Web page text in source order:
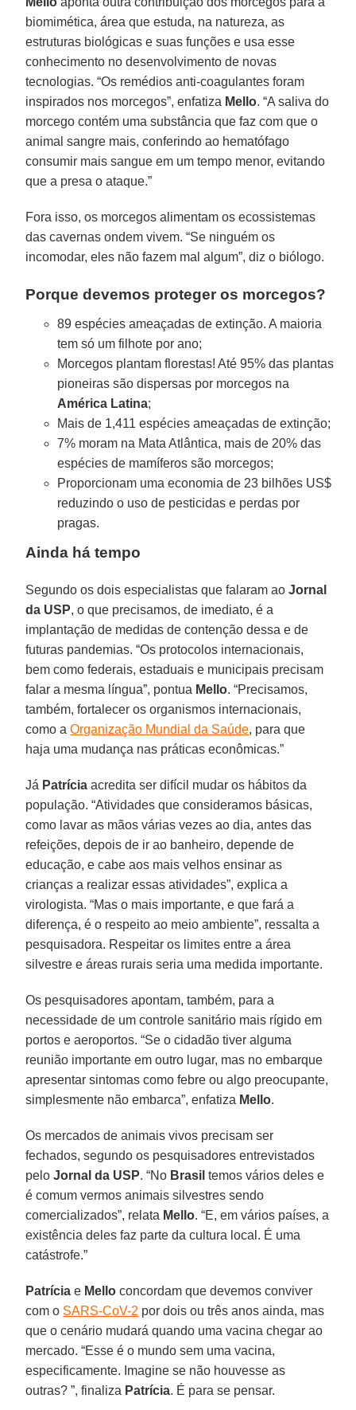
biomimética, área que estuda, na natureza, as
estruturas biológicas e suas funções e usa esse
conhecimento no desenvolvimento de novas
tecnologias. “Os remédios anti-coagulantes foram
inspirados nos morcegos”, enfatiza Mello. “A saliva do
morcego contém uma substância que faz com que o
animal sangre mais, conferindo ao hematófago
consumir mais sangue em um tempo menor, evitando
que a presa o ataque.”
Fora isso, os morcegos alimentam os ecossistemas
das cavernas ondem vivem. “Se ninguém os
incomodar, eles não fazem mal algum”, diz o biólogo.
Porque devemos proteger os morcegos?
89 espécies ameaçadas de extinção. A maioria
tem só um filhote por ano;
Morcegos plantam florestas! Até 95% das plantas
pioneiras são dispersas por morcegos na
América Latina;
Mais de 1,411 espécies ameaçadas de extinção;
7% moram na Mata Atlântica, mais de 20% das
espécies de mamíferos são morcegos;
Proporcionam uma economia de 23 bilhões US$
reduzindo o uso de pesticidas e perdas por
pragas.
Ainda há tempo
Segundo os dois especialistas que falaram aoJornal
da USP, o que precisamos, de imediato, é a
implantação de medidas de contenção dessa e de
futuras pandemias. “Os protocolos internacionais,
bem como federais, estaduais e municipais precisam
falar a mesma língua”, pontua Mello. “Precisamos,
também, fortalecer os organismos internacionais,
como aOrganização Mundial da Saúde, para que
haja uma mudança nas práticas econômicas.”
Já Patrícia acredita ser difícil mudar os hábitos da
população. “Atividades que consideramos básicas,
como lavar as mãos várias vezes ao dia, antes das
refeições, depois de ir ao banheiro, depende de
educação, e cabe aos mais velhos ensinar as
crianças a realizar essas atividades”, explica a
virologista. “Mas o mais importante, e que fará a
diferença, é o respeito ao meio ambiente”, ressalta a
pesquisadora. Respeitar os limites entre a área
silvestre e áreas rurais seria uma medida importante.
Os pesquisadores apontam, também, para a
necessidade de um controle sanitário mais rígido em
portos e aeroportos. “Se o cidadão tiver alguma
reunião importante em outro lugar, mas no embarque
apresentar sintomas como febre ou algo preocupante,
simplesmente não embarca”, enfatiza Mello.
Os mercados de animais vivos precisam ser
fechados, segundo os pesquisadores entrevistados
peloJornal da USP. “No Brasil temos vários deles e
é comum vermos animais silvestres sendo
comercializados”, relata Mello. “E, em vários países, a
existência deles faz parte da cultura local. É uma
catástrofe.”
Patrícia e Mello concordam que devemos conviver
com o SARS-CoV-2 por dois ou três anos ainda, mas
que o cenário mudará quando uma vacina chegar ao
mercado. “Esse é o mundo sem uma vacina,
especificamente. Imagine se não houvesse as
outras? ”, finaliza Patrícia. É para se pensar.